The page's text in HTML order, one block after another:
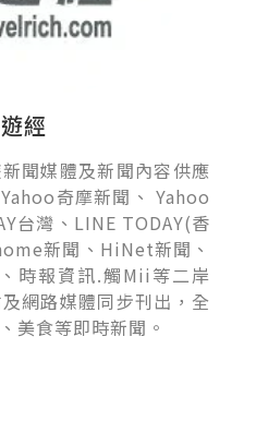
經
聞媒體及新聞內容供應
奇摩新聞、 Yahoo
台灣、LINE TODAY(香
新聞、HiNet新聞、
時報資訊.觸Mii等二岸
網路媒體同步刊出，全
美食等即時新聞。